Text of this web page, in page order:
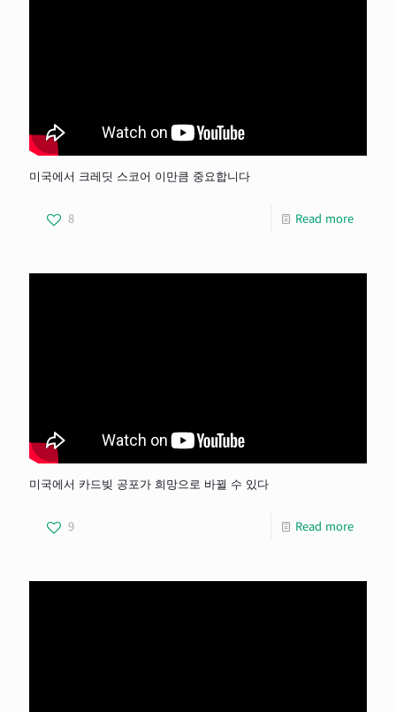
미국에서 크레딧 스코어 이만큼 중요합니다
8 Read more
미국에서 카드빚 공포가 희망으로 바뀔 수 있다
9 Read more